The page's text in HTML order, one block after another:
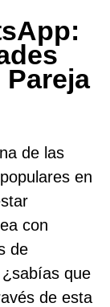
de las
en
con
de
que
de esta